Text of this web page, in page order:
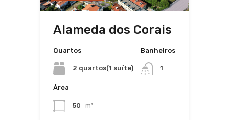
Alameda dos Corais
Quartos
2 quartos(1 suíte)
Banheiros
1
Área
50 m²